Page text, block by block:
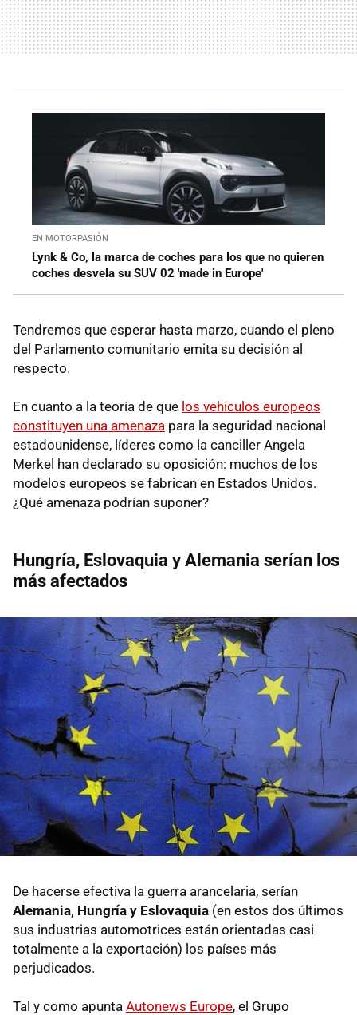
EN MOTORPASIÓN
Lynk & Co, la marca de coches para los que no quieren
coches desvela su SUV 02 'made in Europe'
Tendremos que esperar hasta marzo, cuando el pleno
del Parlamento comunitario emita su decisión al
respecto.
En cuanto a la teoría de que los vehículos europeos
constituyen una amenaza para la seguridad nacional
estadounidense, líderes como la canciller Angela
Merkel han declarado su oposición: muchos de los
modelos europeos se fabrican en Estados Unidos.
¿Qué amenaza podrían suponer?
Hungría, Eslovaquia y Alemania serían los
más afectados
De hacerse efectiva la guerra arancelaria, serían
Alemania, Hungría y Eslovaquia (en estos dos últimos
sus industrias automotrices están orientadas casi
totalmente a la exportación) los países más
perjudicados.
Tal y como apunta Autonews Europe, el Grupo